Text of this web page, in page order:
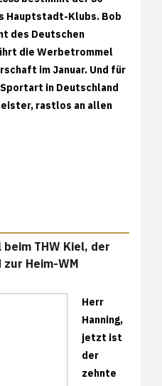
Hauptstadt-Klubs. Bob
des Deutschen
die Werbetrommel
im Januar. Und für
in Deutschland
rastlos an allen
beim THW Kiel, der
Heim-WM
Herr
Hanning,
jetzt ist
der
zehnte